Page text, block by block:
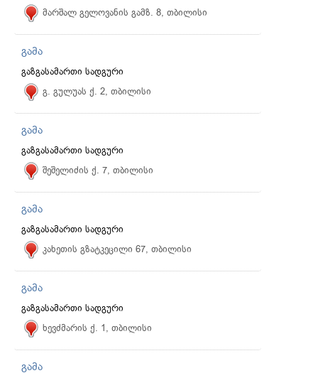
მარშალ გელოვანის გამზ. 8, თბილისი
გამა
გაზგასამართი სადგური
გ. გულუას ქ. 2, თბილისი
გამა
გაზგასამართი სადგური
შეშელიძის ქ. 7, თბილისი
გამა
გაზგასამართი სადგური
კახეთის გზატკეცილი 67, თბილისი
გამა
გაზგასამართი სადგური
ხევძმარის ქ. 1, თბილისი
გამა